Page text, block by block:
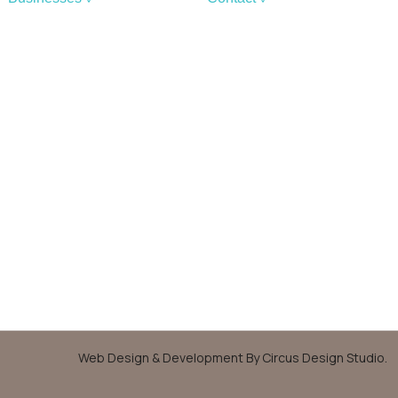
Web Design & Development By Circus Design Studio.